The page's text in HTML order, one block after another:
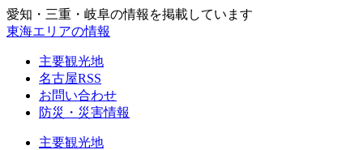
愛知・三重・岐阜の情報を掲載しています
東海エリアの情報
主要観光地
名古屋RSS
お問い合わせ
防災・災害情報
主要観光地